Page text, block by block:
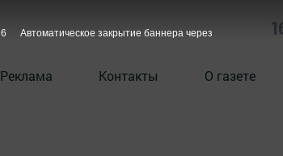
Реклама Контакты О газете
5 Автоматическое закрытие баннера через